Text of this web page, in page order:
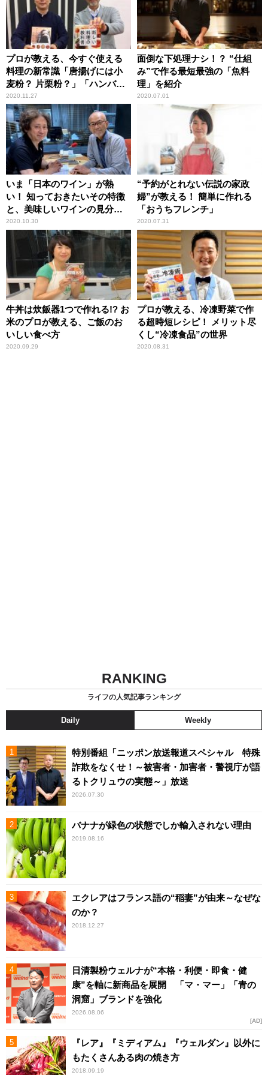
プロが教える、今すぐ使える
料理の新常識「唐揚げには小
麦粉？ 片栗粉？」「ハンバー
グに卵は入れる？」
2020.11.27
面倒な下処理ナシ！？ “仕組
み”で作る最短最強の「魚料
理」を紹介
2020.07.01
いま「日本のワイン」が熱
い！ 知っておきたいその特徴
と、美味しいワインの見分け
方
2020.10.30
“予約がとれない伝説の家政
婦”が教える！ 簡単に作れる
「おうちフレンチ」
2020.07.31
牛丼は炊飯器1つで作れる!? お
米のプロが教える、ご飯のお
いしい食べ方
2020.09.29
プロが教える、冷凍野菜で作
る超時短レシピ！ メリット尽
くし“冷凍食品”の世界
2020.08.31
RANKING
ライフの人気記事ランキング
Daily Weekly
特別番組「ニッポン放送報道スペシャル 特殊
詐欺をなくせ！～被害者・加害者・警視庁が語
るトクリュウの実態～」放送
2026.07.30
バナナが緑色の状態でしか輸入されない理由
2019.08.16
エクレアはフランス語の“稲妻”が由来～なぜな
のか？
2018.12.27
日清製粉ウェルナが“本格・利便・即食・健
康”を軸に新商品を展開 「マ・マー」「青の
洞窟」ブランドを強化
2026.08.06
AD
『レア』『ミディアム』『ウェルダン』以外に
もたくさんある肉の焼き方
2018.09.19